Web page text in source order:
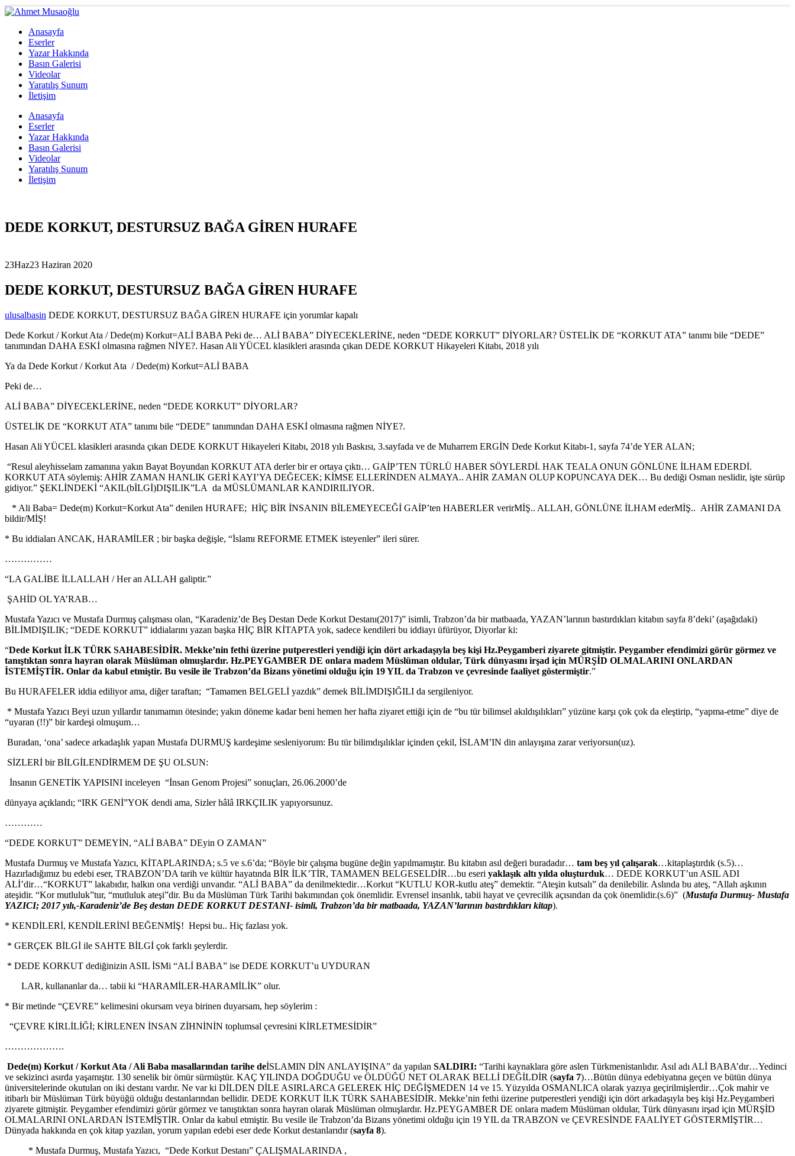
Anasayfa
Eserler
Yazar Hakkında
Basın Galerisi
Videolar
Yaratılış Sunum
İletişim
Anasayfa
Eserler
Yazar Hakkında
Basın Galerisi
Videolar
Yaratılış Sunum
İletişim
DEDE KORKUT, DESTURSUZ BAĞA GİREN HURAFE
23Haz23 Haziran 2020
DEDE KORKUT, DESTURSUZ BAĞA GİREN HURAFE
ulusalbasin DEDE KORKUT, DESTURSUZ BAĞA GİREN HURAFE için yorumlar kapalı
Dede Korkut / Korkut Ata / Dede(m) Korkut=ALİ BABA Peki de… ALİ BABA” DİYECEKLERİNE, neden “DEDE KORKUT” DİYORLAR? ÜSTELİK DE “KORKUT ATA” tanımı bile “DEDE”
tanımından DAHA ESKİ olmasına rağmen NİYE?. Hasan Ali YÜCEL klasikleri arasında çıkan DEDE KORKUT Hikayeleri Kitabı, 2018 yılı
Ya da Dede Korkut / Korkut Ata / Dede(m) Korkut=ALİ BABA
Peki de…
ALİ BABA” DİYECEKLERİNE, neden “DEDE KORKUT” DİYORLAR?
ÜSTELİK DE “KORKUT ATA” tanımı bile “DEDE” tanımından DAHA ESKİ olmasına rağmen NİYE?.
Hasan Ali YÜCEL klasikleri arasında çıkan DEDE KORKUT Hikayeleri Kitabı, 2018 yılı Baskısı, 3.sayfada ve de Muharrem ERGİN Dede Korkut Kitabı-1, sayfa 74’de YER ALAN;
“Resul aleyhisselam zamanına yakın Bayat Boyundan KORKUT ATA derler bir er ortaya çıktı… GAİP’TEN TÜRLÜ HABER SÖYLERDİ. HAK TEALA ONUN GÖNLÜNE İLHAM EDERDİ.
KORKUT ATA söylemiş: AHİR ZAMAN HANLIK GERİ KAYI’YA DEĞECEK; KİMSE ELLERİNDEN ALMAYA.. AHİR ZAMAN OLUP KOPUNCAYA DEK… Bu dediği Osman neslidir, işte sürüp
gidiyor.” ŞEKLİNDEKİ “AKIL(bİLGİ)DIŞILIK”LA da MÜSLÜMANLAR KANDIRILIYOR.
* Ali Baba= Dede(m) Korkut=Korkut Ata” denilen HURAFE; HİÇ BİR İNSANIN BİLEMEYECEĞİ GAİP’ten HABERLER verirMİŞ.. ALLAH, GÖNLÜNE İLHAM ederMİŞ.. AHİR ZAMANI DA
bildir/MİŞ!
* Bu iddiaları ANCAK, HARAMİLER ; bir başka değişle, “İslamı REFORME ETMEK isteyenler” ileri sürer.
……………
“LA GALİBE İLLALLAH / Her an ALLAH galiptir.”
ŞAHİD OL YA’RAB…
Mustafa Yazıcı ve Mustafa Durmuş çalışması olan, “Karadeniz’de Beş Destan Dede Korkut Destanı(2017)” isimli, Trabzon’da bir matbaada, YAZAN’larının bastırdıkları kitabın sayfa 8’deki’ (aşağıdaki)
BİLİMDIŞILIK; “DEDE KORKUT” iddialarını yazan başka HİÇ BİR KİTAPTA yok, sadece kendileri bu iddiayı üfürüyor, Diyorlar ki:
“Dede Korkut İLK TÜRK SAHABESİDİR. Mekke’nin fethi üzerine putperestleri yendiği için dört arkadaşıyla beş kişi Hz.Peygamberi ziyarete gitmiştir. Peygamber efendimizi görür görmez ve
tanıştıktan sonra hayran olarak Müslüman olmuşlardır. Hz.PEYGAMBER DE onlara madem Müslüman oldular, Türk dünyasını irşad için MÜRŞİD OLMALARINI ONLARDAN
İSTEMİŞTİR. Onlar da kabul etmiştir. Bu vesile ile Trabzon’da Bizans yönetimi olduğu için 19 YIL da Trabzon ve çevresinde faaliyet göstermiştir.”
Bu HURAFELER iddia ediliyor ama, diğer taraftan; “Tamamen BELGELİ yazdık” demek BİLİMDIŞIĞILI da sergileniyor.
* Mustafa Yazıcı Beyi uzun yıllardır tanımamın ötesinde; yakın döneme kadar beni hemen her hafta ziyaret ettiği için de “bu tür bilimsel akıldışılıkları” yüzüne karşı çok çok da eleştirip, “yapma-etme” diye de
“uyaran (!!)” bir kardeşi olmuşum…
Buradan, ‘ona’ sadece arkadaşlık yapan Mustafa DURMUŞ kardeşime sesleniyorum: Bu tür bilimdışılıklar içinden çekil, İSLAM’IN din anlayışına zarar veriyorsun(uz).
SİZLERİ bir BİLGİLENDİRMEM DE ŞU OLSUN:
İnsanın GENETİK YAPISINI inceleyen “İnsan Genom Projesi” sonuçları, 26.06.2000’de
dünyaya açıklandı; “IRK GENİ”YOK dendi ama, Sizler hâlâ IRKÇILIK yapıyorsunuz.
…………
“DEDE KORKUT” DEMEYİN, “ALİ BABA” DEyin O ZAMAN”
Mustafa Durmuş ve Mustafa Yazıcı, KİTAPLARINDA; s.5 ve s.6’da; “Böyle bir çalışma bugüne değin yapılmamıştır. Bu kitabın asıl değeri buradadır… tam beş yıl çalışarak…kitaplaştırdık (s.5)…
Hazırladığımız bu edebi eser, TRABZON’DA tarih ve kültür hayatında BİR İLK’TİR, TAMAMEN BELGESELDİR…bu eseri yaklaşık altı yılda oluşturduk… DEDE KORKUT’un ASIL ADI
ALİ’dir…“KORKUT” lakabıdır, halkın ona verdiği unvandır. “ALİ BABA” da denilmektedir…Korkut “KUTLU KOR-kutlu ateş” demektir. “Ateşin kutsalı” da denilebilir. Aslında bu ateş, “Allah aşkının
ateşidir. “Kor mutluluk”tur, “mutluluk ateşi”dir. Bu da Müslüman Türk Tarihi bakımından çok önemlidir. Evrensel insanlık, tabii hayat ve çevrecilik açısından da çok önemlidir.(s.6)” (Mustafa Durmuş- Mustafa
YAZICI; 2017 yılı,-Karadeniz’de Beş destan DEDE KORKUT DESTANI- isimli, Trabzon’da bir matbaada, YAZAN’larının bastırdıkları kitap).
* KENDİLERİ, KENDİLERİNİ BEĞENMİŞ! Hepsi bu.. Hiç fazlası yok.
* GERÇEK BİLGİ ile SAHTE BİLGİ çok farklı şeylerdir.
* DEDE KORKUT dediğinizin ASIL İSMi “ALİ BABA” ise DEDE KORKUT’u UYDURAN
LAR, kullananlar da… tabii ki “HARAMİLER-HARAMİLİK” olur.
* Bir metinde “ÇEVRE” kelimesini okursam veya birinen duyarsam, hep söylerim :
“ÇEVRE KİRLİLİĞİ; KİRLENEN İNSAN ZİHNİNİN toplumsal çevresini KİRLETMESİDİR”
……………….
Dede(m) Korkut / Korkut Ata / Ali Baba masallarından tarihe deİSLAMIN DİN ANLAYIŞINA” da yapılan SALDIRI: “Tarihi kaynaklara göre aslen Türkmenistanlıdır. Asıl adı ALİ BABA’dır…Yedinci
ve sekizinci asırda yaşamıştır. 130 senelik bir ömür sürmüştür. KAÇ YILINDA DOĞDUĞU ve ÖLDÜĞÜ NET OLARAK BELLİ DEĞİLDİR (sayfa 7)…Bütün dünya edebiyatına geçen ve bütün dünya
üniversitelerinde okutulan on iki destanı vardır. Ne var ki DİLDEN DİLE ASIRLARCA GELEREK HİÇ DEĞİŞMEDEN 14 ve 15. Yüzyılda OSMANLICA olarak yazıya geçirilmişlerdir…Çok mahir ve
itibarlı bir Müslüman Türk büyüğü olduğu destanlarından bellidir. DEDE KORKUT İLK TÜRK SAHABESİDİR. Mekke’nin fethi üzerine putperestleri yendiği için dört arkadaşıyla beş kişi Hz.Peygamberi
ziyarete gitmiştir. Peygamber efendimizi görür görmez ve tanıştıktan sonra hayran olarak Müslüman olmuşlardır. Hz.PEYGAMBER DE onlara madem Müslüman oldular, Türk dünyasını irşad için MÜRŞİD
OLMALARINI ONLARDAN İSTEMİŞTİR. Onlar da kabul etmiştir. Bu vesile ile Trabzon’da Bizans yönetimi olduğu için 19 YIL da TRABZON ve ÇEVRESİNDE FAALİYET GÖSTERMİŞTİR…
Dünyada hakkında en çok kitap yazılan, yorum yapılan edebi eser dede Korkut destanlarıdır (sayfa 8).
* Mustafa Durmuş, Mustafa Yazıcı, “Dede Korkut Destanı” ÇALIŞMALARINDA ,